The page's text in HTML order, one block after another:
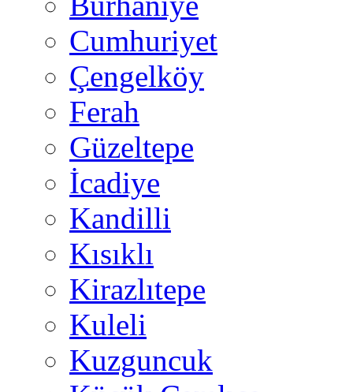
Cumhuriyet
Çengelköy
Ferah
Güzeltepe
İcadiye
Kandilli
Kısıklı
Kirazlıtepe
Kuleli
Kuzguncuk